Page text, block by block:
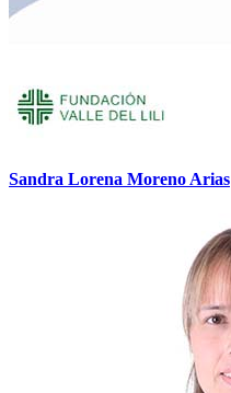
Sandra Lorena Moreno Arias